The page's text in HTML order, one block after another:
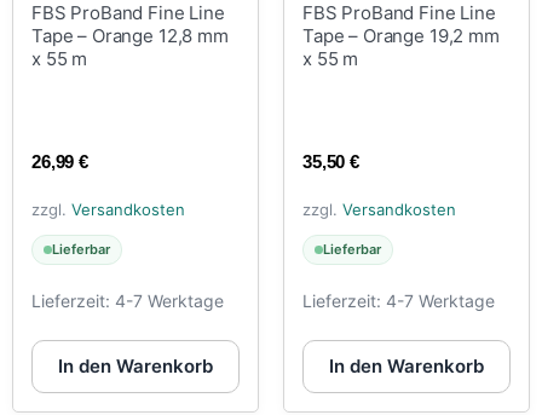
FBS ProBand Fine Line
Tape – Orange 12,8 mm
x 55 m
26,99€
zzgl. Versandkosten
Lieferbar
Lieferzeit: 4-7 Werktage
In den Warenkorb
FBS ProBand Fine Line
Tape – Orange 19,2 mm
x 55 m
35,50€
zzgl. Versandkosten
Lieferbar
Lieferzeit: 4-7 Werktage
In den Warenkorb